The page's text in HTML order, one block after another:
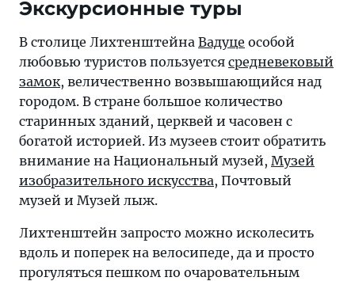
Экскурсионные туры
В столице Лихтенштейна Вадуце особой
любовью туристов пользуется средневековый
замок, величественно возвышающийся над
городом. В стране большое количество
старинных зданий, церквей и часовен с
богатой историей. Из музеев стоит обратить
внимание на Национальный музей, Музей
изобразительного искусства, Почтовый
музей и Музей лыж.
Лихтенштейн запросто можно исколесить
вдоль и поперек на велосипеде, да и просто
прогуляться пешком по очаровательным